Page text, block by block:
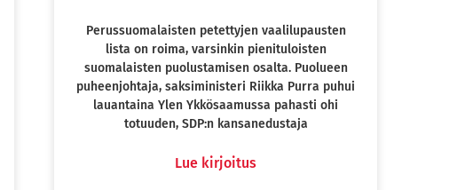
Perussuomalaisten petettyjen vaalilupausten
lista on roima, varsinkin pienituloisten
suomalaisten puolustamisen osalta. Puolueen
puheenjohtaja, saksiministeri Riikka Purra puhui
lauantaina Ylen Ykkösaamussa pahasti ohi
totuuden, SDP:n kansanedustaja
Lue kirjoitus